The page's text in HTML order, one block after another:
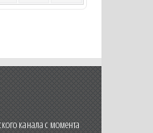
канала с момента